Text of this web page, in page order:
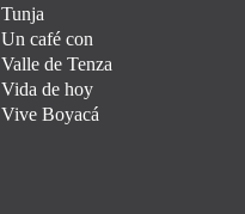
Tunja
Un café con
Valle de Tenza
Vida de hoy
Vive Boyacá